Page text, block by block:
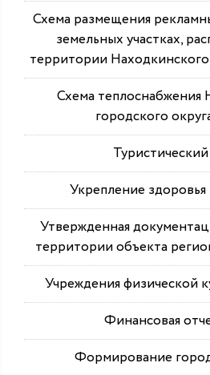
Схема размещения
земельных участках,
территории
Схема теплоснабжения
городского
Укрепление
Утвержденная
территории объекта
Учреждения физической
Финансовая
Формирование